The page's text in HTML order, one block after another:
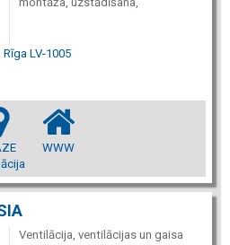
LV-1005
WWW
Ventilācija, ventilācijas un gaisa